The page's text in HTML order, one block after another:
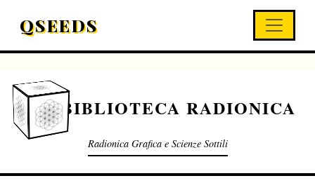
QSEEDS
BIBLIOTECA RADIONICA
Radionica Grafica e Scienze Sottili